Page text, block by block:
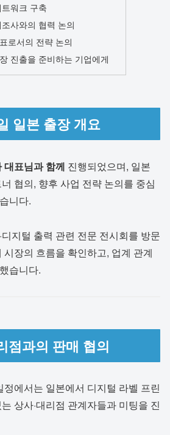
워크 구축
사와의 협력 논의
로서의 전략 논의
진출을 준비하는 기업에게
일본 출장 개요
대표님과 함께 진행되었으며, 일본
협의, 향후 사업 전략 논의를 중심
니다.
지털 출력 관련 전문 전시회를 방문
장의 흐름을 확인하고, 업계 관계
습니다.
점과의 판매 협의
에서는 일본에서 디지털 라벨 프린
상사·대리점 관계자들과 미팅을 진